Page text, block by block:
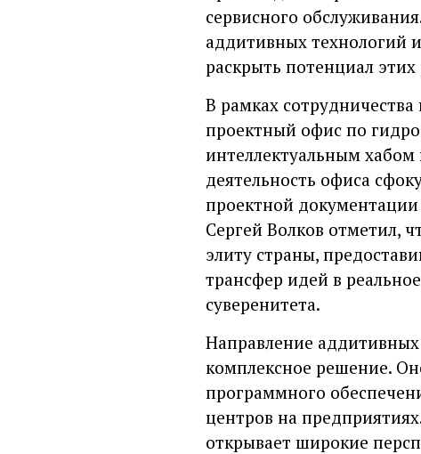
сервисного
аддитивных технологий
раскрыть потенциал
В рамках
проектный офис по
интеллектуальным
деятельность офиса
проектной документации
Сергей Волков отметил,
элиту страны,
трансфер идей в
суверенитета.
Направление аддитивных
комплексное решение.
программного
центров на
открывает широкие